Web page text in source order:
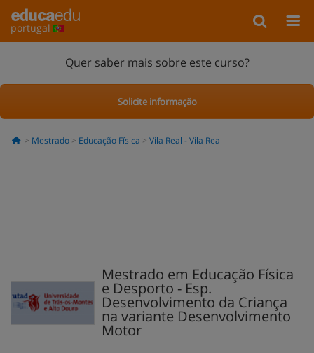
portugal
Quer saber mais sobre este curso?
Solicite informação
Mestrado Educação Física Vila Real - Vila Real
Mestrado em Educação Física
e Desporto - Esp.
Desenvolvimento da Criança
na variante Desenvolvimento
Motor